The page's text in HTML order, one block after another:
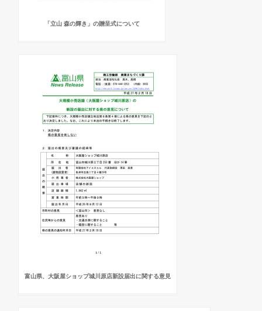
「立山 森の輝き」の贈呈式について
富山県、大阪屋ショップ城川原店新設届出に関する意見